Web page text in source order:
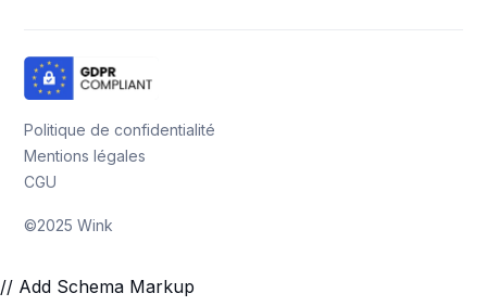
©2025 Wink
Politique de confidentialité
Mentions légales
CGU
// Add Schema Markup